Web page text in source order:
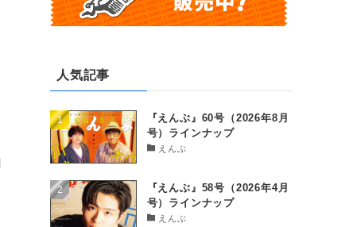
人気記事
『えんぶ』60号（2026年8月
号）ラインナップ
えんぶ
『えんぶ』58号（2026年4月
号）ラインナップ
えんぶ